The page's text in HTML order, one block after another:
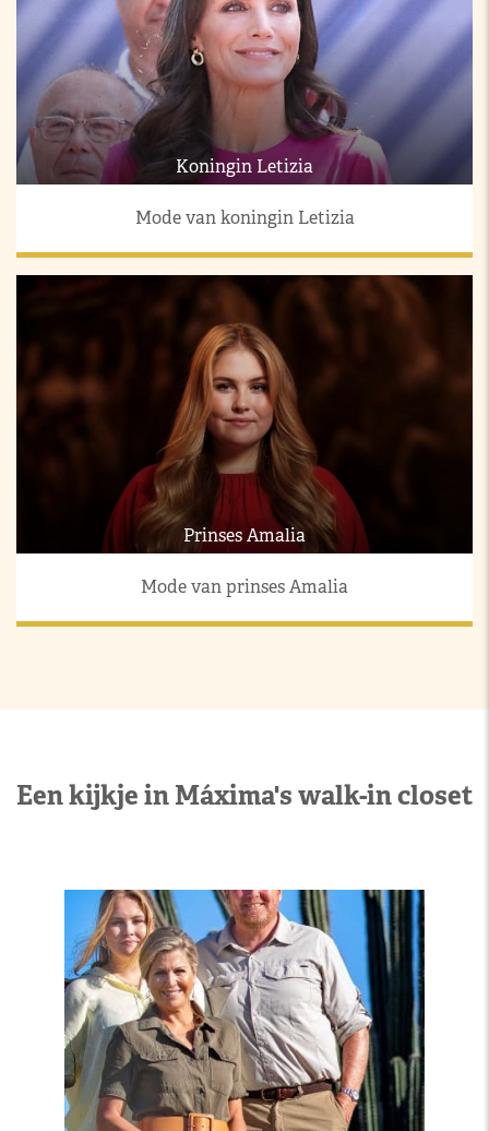
Koningin Letizia
Mode van koningin Letizia
Prinses Amalia
Mode van prinses Amalia
Een kijkje in Máxima's walk-in closet